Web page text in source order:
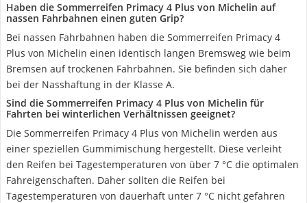
Haben die Sommerreifen Primacy 4 Plus von Michelin auf
nassen Fahrbahnen einen guten Grip?
Bei nassen Fahrbahnen haben die Sommerreifen Primacy 4
Plus von Michelin einen identisch langen Bremsweg wie beim
Bremsen auf trockenen Fahrbahnen. Sie befinden sich daher
bei der Nasshaftung in der Klasse A.
Sind die Sommerreifen Primacy 4 Plus von Michelin für
Fahrten bei winterlichen Verhältnissen geeignet?
Die Sommerreifen Primacy 4 Plus von Michelin werden aus
einer speziellen Gummimischung hergestellt. Diese verleiht
den Reifen bei Tagestemperaturen von über 7 °C die optimalen
Fahreigenschaften. Daher sollten die Reifen bei
Tagestemperaturen von dauerhaft unter 7 °C nicht gefahren